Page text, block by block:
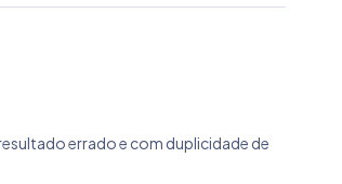
errado e com duplicidade de